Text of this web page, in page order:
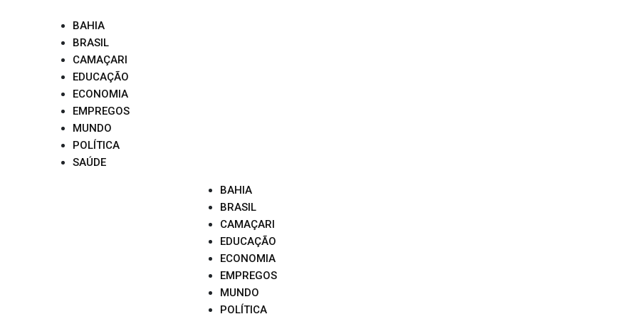
BAHIA
BRASIL
CAMAÇARI
EDUCAÇÃO
ECONOMIA
EMPREGOS
MUNDO
POLÍTICA
SAÚDE
BAHIA
BRASIL
CAMAÇARI
EDUCAÇÃO
ECONOMIA
EMPREGOS
MUNDO
POLÍTICA